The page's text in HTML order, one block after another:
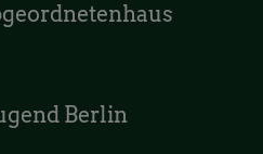
Berlin